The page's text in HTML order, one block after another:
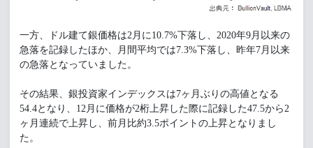
一方、ドル建て銀価格は2月に10.7%下落し、2020年9月以来の
急落を記録したほか、月間平均では7.3%下落し、昨年7月以来
の急落となっていました。
その結果、銀投資家インデックスは7ヶ月ぶりの高値となる
54.4となり、12月に価格が2桁上昇した際に記録した47.5から2
ヶ月連続で上昇し、前月比約3.5ポイントの上昇となりまし
た。